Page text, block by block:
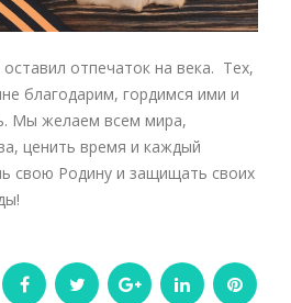
отпечаток на века. Тех,
благодарим, гордимся ими и
Мы желаем всем мира,
ценить время и каждый
свою Родину и защищать своих
Facebook Twitter Google+ LinkedIn